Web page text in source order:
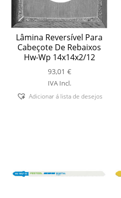
Lâmina Reversível Para
Cabeçote De Rebaixos
Hw-Wp 14x14x2/12
93,01 €
IVA Incl.
Adicionar á lista de desejos